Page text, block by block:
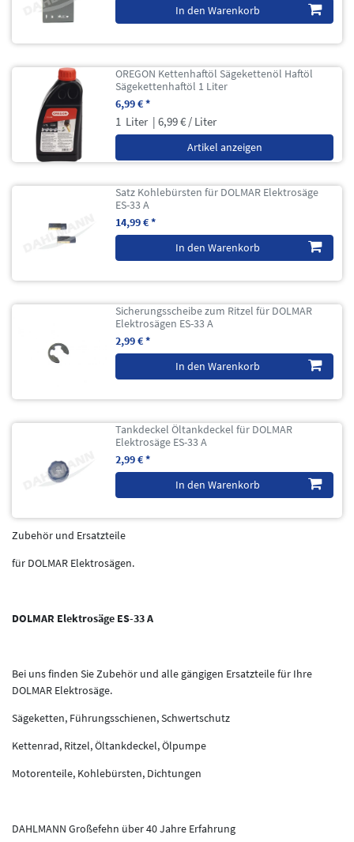
In den Warenkorb
OREGON Kettenhaftöl Sägekettenöl Haftöl
Sägekettenhaftöl 1 Liter
6,99 € *
1 Liter | 6,99 € / Liter
Artikel anzeigen
Satz Kohlebürsten für DOLMAR Elektrosäge
ES-33 A
14,99 € *
In den Warenkorb
Sicherungsscheibe zum Ritzel für DOLMAR
Elektrosägen ES-33 A
2,99 € *
In den Warenkorb
Tankdeckel Öltankdeckel für DOLMAR
Elektrosäge ES-33 A
2,99 € *
In den Warenkorb
Zubehör und Ersatzteile
für DOLMAR Elektrosägen.
DOLMAR Elektrosäge ES-33 A
Bei uns finden Sie Zubehör und alle gängigen Ersatzteile für Ihre
DOLMAR Elektrosäge.
Sägeketten, Führungsschienen, Schwertschutz
Kettenrad, Ritzel, Öltankdeckel, Ölpumpe
Motorenteile, Kohlebürsten, Dichtungen
DAHLMANN Großefehn über 40 Jahre Erfahrung